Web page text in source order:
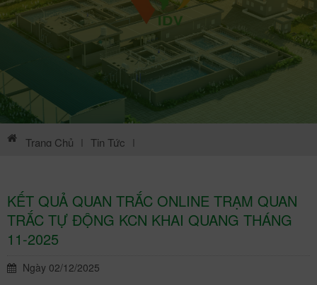
Trang Chủ | Tin Tức |
KẾT QUẢ QUAN TRẮC ONLINE TRẠM QUAN
TRẮC TỰ ĐỘNG KCN KHAI QUANG THÁNG
11-2025
Ngày 02/12/2025